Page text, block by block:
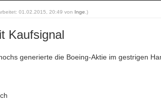
01.02.2015, 20:49 von Inge .)
Kaufsignal
generierte die Boeing-Aktie im gestrigen